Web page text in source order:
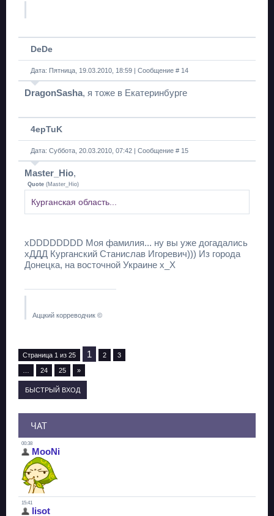
DeDe
Дата: Пятница, 19.03.2010, 18:59 | Сообщение # 14
DragonSasha, я тоже в Екатеринбурге
4epTuK
Дата: Суббота, 20.03.2010, 07:42 | Сообщение # 15
Master_Hio,
Quote (Master_Hio)
Курганская область...
xDDDDDDDD Моя фамилия... ну вы уже догадались
хДДД Курганский Станислав Игоревич))) Из города
Донецка, на восточной Украине x_X
Аццкий корреводчик ©
Страница 1 из 25 1 2 3
24 25 »
ЧАТ